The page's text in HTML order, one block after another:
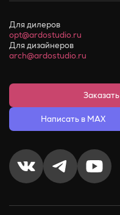
Для дилеров
opt@ardostudio.ru
Для дизайнеров
arch@ardostudio.ru
Написать в MAX